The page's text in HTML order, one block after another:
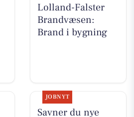
Lolland-Falster
Brandvæsen:
Brand i bygning
JOBNYT
Savner du nye